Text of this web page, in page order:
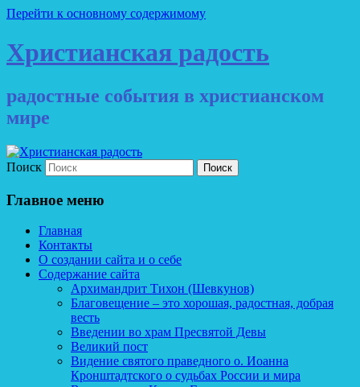
Перейти к основному содержимому
Христианская радость
радостные события в христианском
мире
Поиск
Главное меню
Главная
Контакты
О создании сайта и о себе
Содержание сайта
Архимандрит Тихон (Шевкунов)
Благовещение – это хорошая, радостная, добрая
весть
Введении во храм Пресвятой Девы
Великий пост
Видение святого праведного о. Иоанна
Кронштадтского о судьбах России и мира